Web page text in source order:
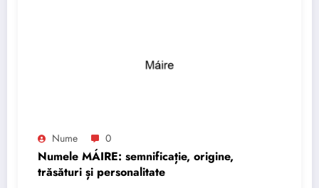
Nume 0
Numele MÁIRE: semnificație, origine,
trăsături și personalitate